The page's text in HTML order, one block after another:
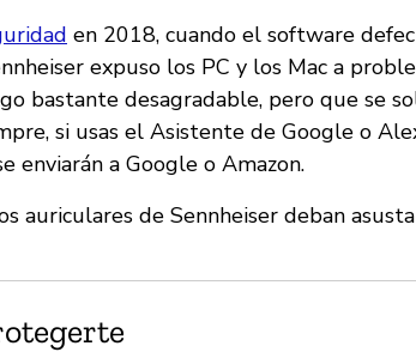
en 2018, cuando el software
expuso los PC y los Mac a
bastante desagradable, pero que se
si usas el Asistente de Google o
enviarán a Google o Amazon.
auriculares de Sennheiser deban